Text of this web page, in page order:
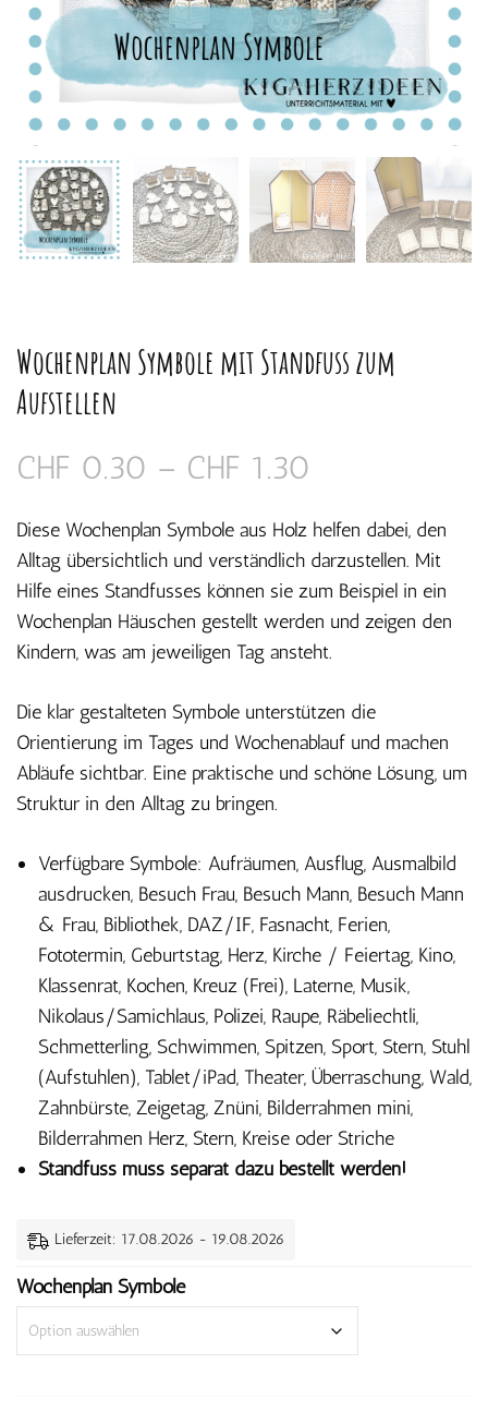
Wochenplan Symbole mit Standfuss zum
Aufstellen
CHF 0.30 – CHF 1.30
CHF 0.30
bis
CHF 1.30
Diese Wochenplan Symbole aus Holz helfen dabei, den
Alltag übersichtlich und verständlich darzustellen. Mit
Hilfe eines Standfusses können sie zum Beispiel in ein
Wochenplan Häuschen gestellt werden und zeigen den
Kindern, was am jeweiligen Tag ansteht.
Die klar gestalteten Symbole unterstützen die
Orientierung im Tages und Wochenablauf und machen
Abläufe sichtbar. Eine praktische und schöne Lösung, um
Struktur in den Alltag zu bringen.
Verfügbare Symbole: Aufräumen, Ausflug, Ausmalbild
ausdrucken, Besuch Frau, Besuch Mann, Besuch Mann
& Frau, Bibliothek, DAZ/IF, Fasnacht, Ferien,
Fototermin, Geburtstag, Herz, Kirche / Feiertag, Kino,
Klassenrat, Kochen, Kreuz (Frei), Laterne, Musik,
Nikolaus/Samichlaus, Polizei, Raupe, Räbeliechtli,
Schmetterling, Schwimmen, Spitzen, Sport, Stern, Stuhl
(Aufstuhlen), Tablet/iPad, Theater, Überraschung, Wald,
Zahnbürste, Zeigetag, Znüni, Bilderrahmen mini,
Bilderrahmen Herz, Stern, Kreise oder Striche
Standfuss muss separat dazu bestellt werden!
Lieferzeit: 17.08.2026 - 19.08.2026
Wochenplan Symbole